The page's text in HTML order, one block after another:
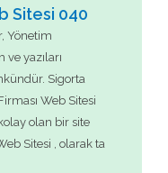
Sitesi 040
Yönetim
yazıları
Sigorta
Web Sitesi
olan bir site
Sitesi , olarak ta